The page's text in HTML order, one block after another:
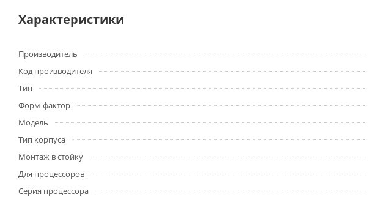
Характеристики
Производитель
Код производителя
Тип
Форм-фактор
Модель
Тип корпуса
Монтаж в стойку
Для процессоров
Серия процессора